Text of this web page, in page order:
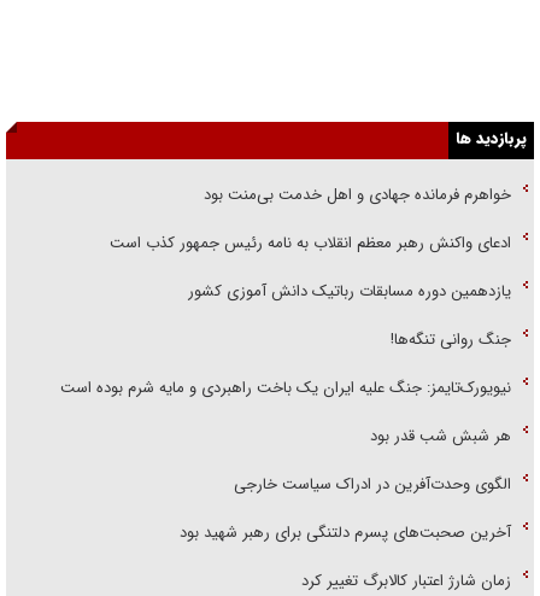
پربازدید ها
خواهرم فرمانده جهادی و اهل خدمت بی‌منت بود
ادعای واکنش رهبر معظم انقلاب به نامه رئیس جمهور کذب است
یازدهمین دوره مسابقات رباتیک دانش آموزی کشور
جنگ روانی تنگه‌ها!
نیویورک‌تایمز: جنگ علیه ایران یک باخت راهبردی و مایه شرم بوده است
هر شبش شب قدر بود
الگوی وحدت‌آفرین در ادراک سیاست خارجی
آخرین صحبت‌های پسرم دلتنگی برای رهبر شهید بود
زمان شارژ اعتبار کالابرگ تغییر کرد